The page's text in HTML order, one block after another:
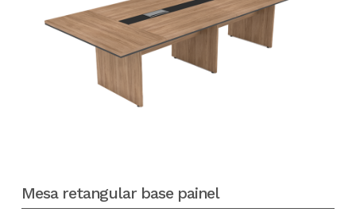
Mesa retangular base painel